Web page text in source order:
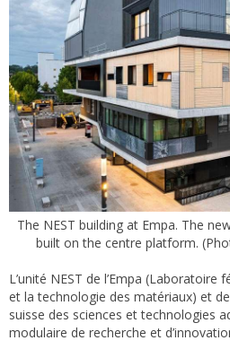
The NEST building at Empa. The
built on the centre platform.
L’unité NEST de l’Empa (Laboratoire
et la technologie des matériaux) et
suisse des sciences et technologies
modulaire de recherche et